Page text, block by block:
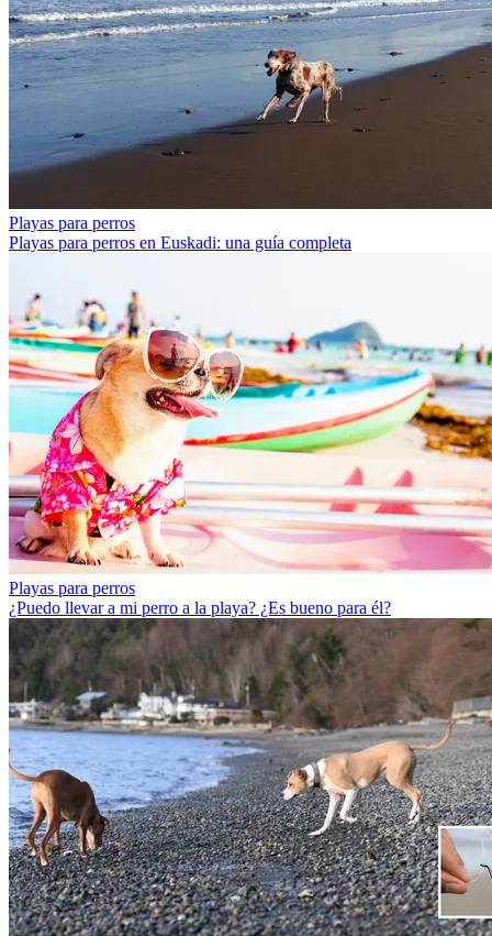
Playas para perros
Playas para perros en Euskadi: una guía completa
Playas para perros
¿Puedo llevar a mi perro a la playa? ¿Es bueno para él?